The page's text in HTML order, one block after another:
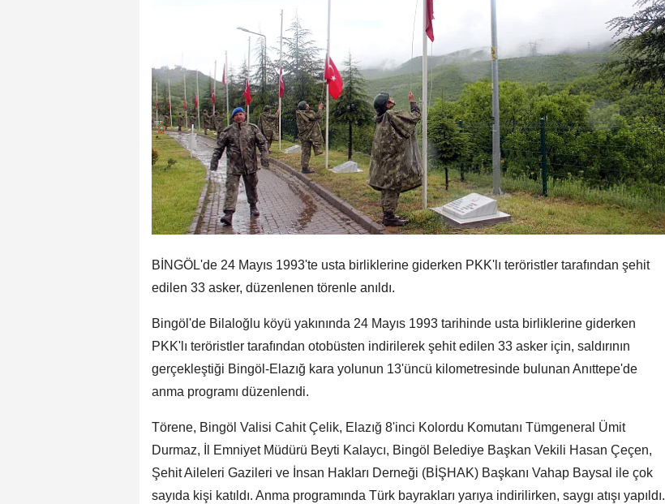
BİNGÖL'de 24 Mayıs 1993'te usta birliklerine giderken PKK'lı teröristler tarafından şehit
edilen 33 asker, düzenlenen törenle anıldı.
Bingöl'de Bilaloğlu köyü yakınında 24 Mayıs 1993 tarihinde usta birliklerine giderken
PKK'lı teröristler tarafından otobüsten indirilerek şehit edilen 33 asker için, saldırının
gerçekleştiği Bingöl-Elazığ kara yolunun 13'üncü kilometresinde bulunan Anıttepe'de
anma programı düzenlendi.
Törene, Bingöl Valisi Cahit Çelik, Elazığ 8'inci Kolordu Komutanı Tümgeneral Ümit
Durmaz, İl Emniyet Müdürü Beyti Kalaycı, Bingöl Belediye Başkan Vekili Hasan Çeçen,
Şehit Aileleri Gazileri ve İnsan Hakları Derneği (BİŞHAK) Başkanı Vahap Baysal ile çok
sayıda kişi katıldı. Anma programında Türk bayrakları yarıya indirilirken, saygı atışı yapıldı.